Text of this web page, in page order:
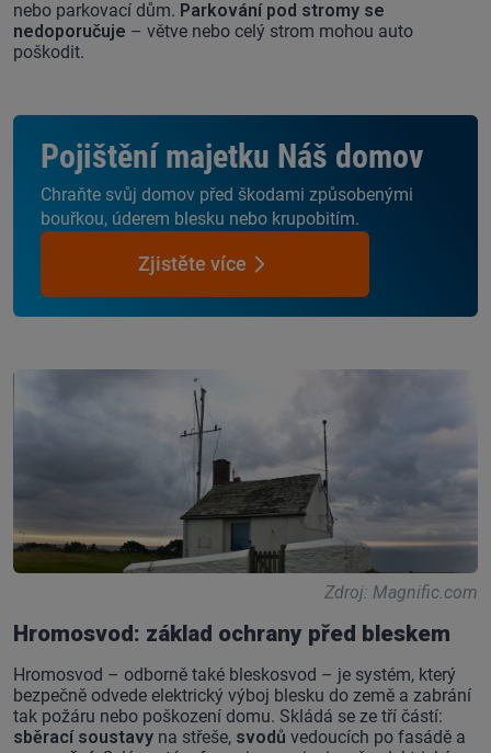
nebo parkovací dům. Parkování pod stromy se
nedoporučuje – větve nebo celý strom mohou auto
poškodit.
Pojištění majetku Náš domov
Chraňte svůj domov před škodami způsobenými
bouřkou, úderem blesku nebo krupobitím.
Zjistěte více
Zdroj: Magnific.com
Hromosvod: základ ochrany před bleskem
Hromosvod – odborně také bleskosvod – je systém, který
bezpečně odvede elektrický výboj blesku do země a zabrání
tak požáru nebo poškození domu. Skládá se ze tří částí:
sběrací soustavy na střeše, svodů vedoucích po fasádě a